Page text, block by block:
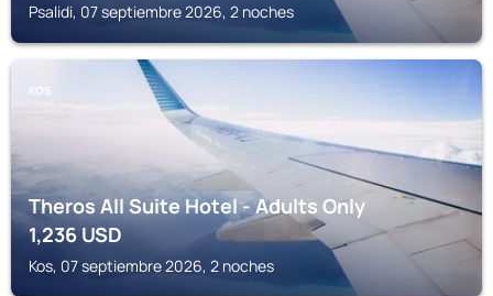
Psalidi, 07 septiembre 2026, 2 noches
KOS
Theros All Suite Hotel - Adults Only
1,236USD
Kos, 07 septiembre 2026, 2 noches